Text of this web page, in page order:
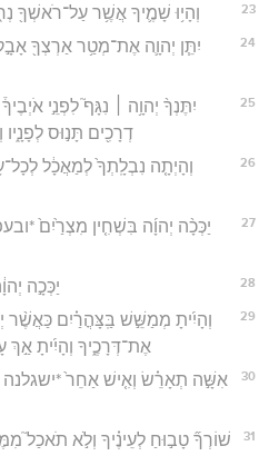
23 וְהָי֥וּ שָׁמֶ֛יךָ אֲשֶׁ֥ר עַל־רֹאשְׁךָ֖
24
יִתֵּ֧ן יְהוָ֛ה אֶת־מְטַ֥ר אַרְצְךָ֖
25
יִתֶּנְךָ֨ יְהוָ֥ה ׀ נִגָּף֮ לִפְנֵ֣י
דְרָכִ֖ים תָּנ֣וּס לְפָנָ֑יו
26
וְהָיְתָ֤ה נִבְלָֽתְךָ֙ לְמַאֲכָ֔ל
27
יַכְּכָ֨ה יְהוָ֜ה בִּשְׁחִ֤ין מִצְרַ֙יִם֙
28 יַכְּכָ֣ה
29
וְהָיִ֜יתָ מְמַשֵּׁ֣שׁ בַּֽצָּהֳרַ֗יִם כַּאֲשֶׁ֨ר
אֶת־דְּרָכֶ֑יךָ וְהָיִ֜יתָ אַ֣ךְ
30
אִשָּׁ֣ה תְאָרֵ֗שׂ וְאִ֤ישׁ אַחֵר֙ *ישגלנה
31
שׁוֹרְךָ֞ טָב֣וּחַ לְעֵינֶ֗יךָ וְלֹ֣א תֹאכַל֮